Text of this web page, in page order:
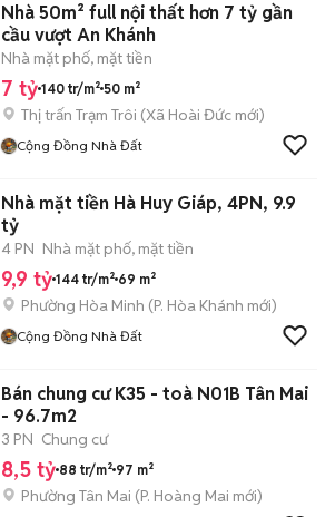
Nhà 50m² full nội thất hơn 7 tỷ gần
cầu vượt An Khánh
Nhà mặt phố, mặt tiền
7 tỷ 140 tr/m² 50 m²
Thị trấn Trạm Trôi (Xã Hoài Đức mới)
Cộng Đồng Nhà Đất
Nhà mặt tiền Hà Huy Giáp, 4PN, 9.9
tỷ
4 PN Nhà mặt phố, mặt tiền
9,9 tỷ 144 tr/m² 69 m²
Phường Hòa Minh (P. Hòa Khánh mới)
Cộng Đồng Nhà Đất
Bán chung cư K35 - toà N01B Tân Mai
- 96.7m2
3 PN Chung cư
8,5 tỷ 88 tr/m² 97 m²
Phường Tân Mai (P. Hoàng Mai mới)